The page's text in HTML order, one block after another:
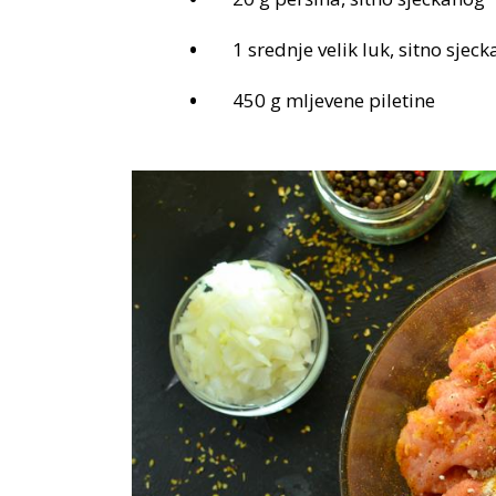
1 srednje velik luk, sitno
450 g mljevene piletine